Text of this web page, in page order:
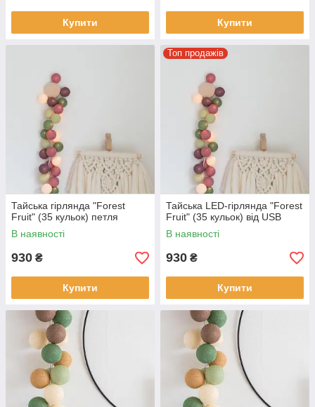
Купити Купити
Тайська гірлянда "Forest
Fruit" (35 кульок) петля
В наявності
930 ₴
Купити
Топ продажів
Тайська LED-гірлянда "Forest
Fruit" (35 кульок) від USB
В наявності
930 ₴
Купити